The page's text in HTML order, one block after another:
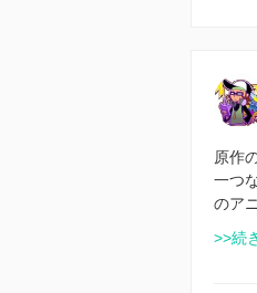
原作
一つ
のア
>>続